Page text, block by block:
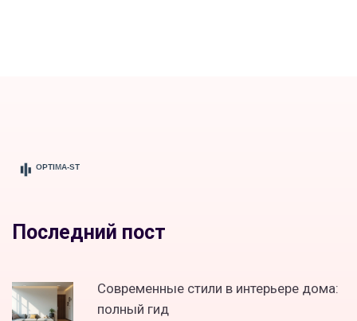
Последний пост
Современные стили в интерьере дома:
полный гид